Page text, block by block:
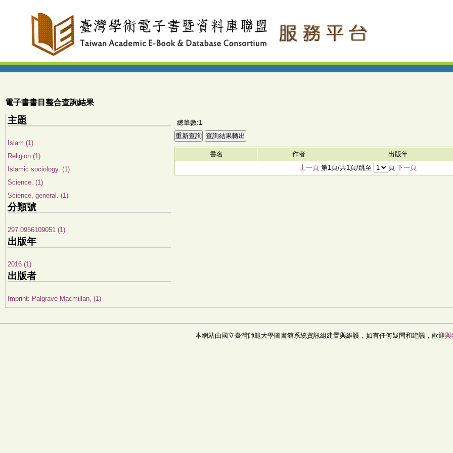
電子書書目整合查詢結果
主題
Islam (1)
Religion (1)
Islamic sociology. (1)
Science. (1)
Science, general. (1)
分類號
297.0956109051 (1)
出版年
2016 (1)
出版者
Imprint: Palgrave Macmillan, (1)
總筆數:1
書名 作者 出版年
上一頁第1頁/共1頁/跳至 頁 下一頁
本網站由國立臺灣師範大學圖書館系統資訊組建置與維護，如有任何疑問和建議，歡迎與